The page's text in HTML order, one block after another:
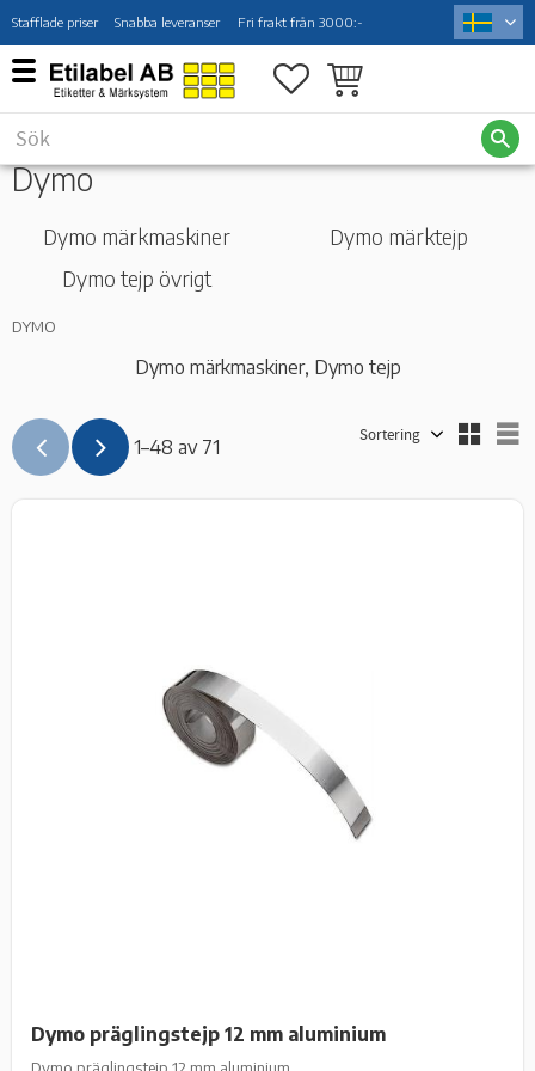
Meny
Stafflade priser Snabba leveranser Fri frakt från 3000:-
Favoriter
Kundvagn
Dymo
Dymo märkmaskiner
Dymo märktejp
Dymo tejp övrigt
DYMO
Dymo märkmaskiner, Dymo tejp
1–48 av 71
Dymo präglingstejp 12 mm aluminium